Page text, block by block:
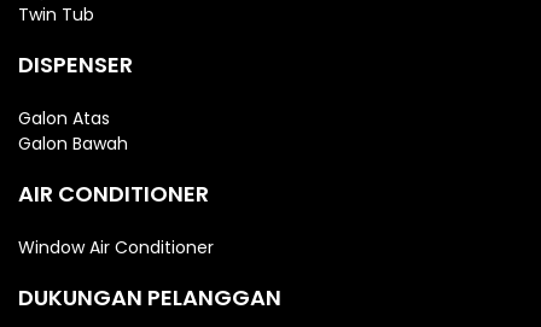
Twin Tub
DISPENSER
Galon Atas
Galon Bawah
AIR CONDITIONER
Window Air Conditioner
DUKUNGAN PELANGGAN